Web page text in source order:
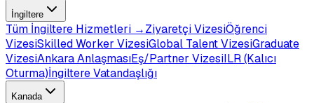
İngiltere
Tüm İngiltere Hizmetleri →Ziyaretçi VizesiÖğrenci
VizesiSkilled Worker VizesiGlobal Talent VizesiGraduate
VizesiAnkara AnlaşmasıEş/Partner VizesiILR (Kalıcı
Oturma)İngiltere Vatandaşlığı
Kanada